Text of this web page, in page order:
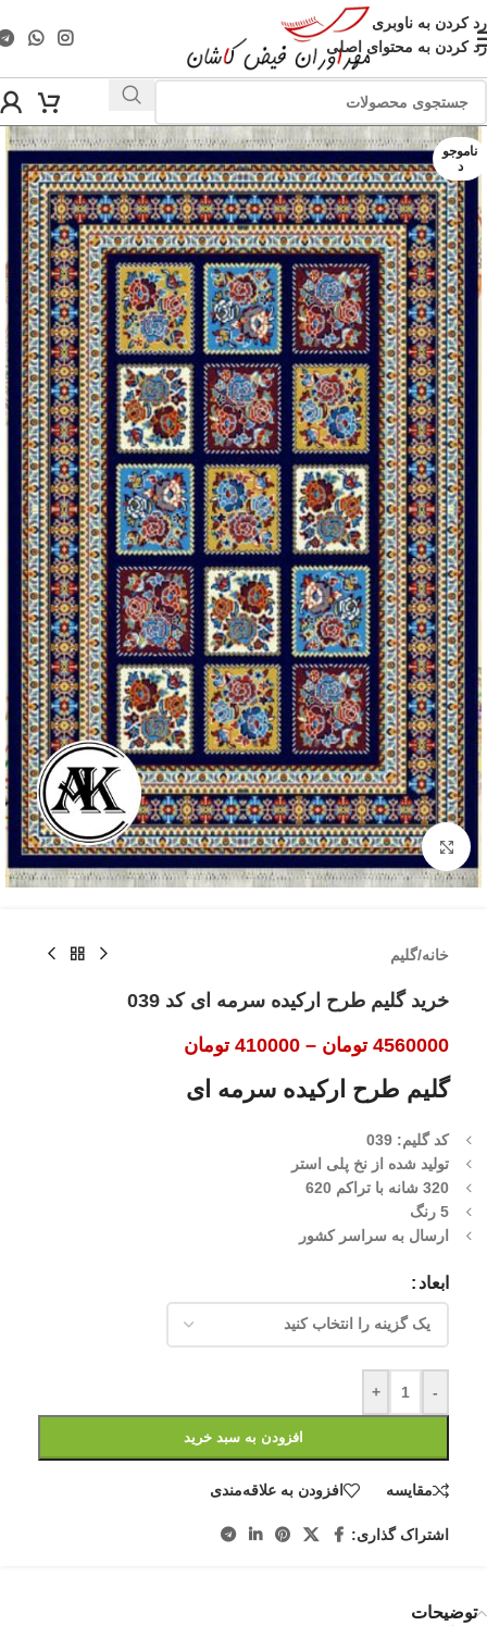
رد کردن به ناوبری
رد کردن به محتوای اصلی
ناموجو
د
بزرگنمایی تصویر
خانه/گلیم
خرید گلیم طرح ارکیده سرمه ای کد 039
4560000 تومان –
410000 تومان
گلیم طرح ارکیده سرمه ای
کد گلیم: 039
تولید شده از نخ پلی استر
320 شانه با تراکم 620
5 رنگ
ارسال به سراسر کشور
ابعاد
-
+
افزودن به سبد خرید
مقایسه افزودن به علاقه‌مندی
اشتراک گذاری:
توضیحات